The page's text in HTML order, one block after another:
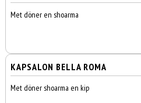
Met döner en shoarma
KAPSALON BELLA ROMA
Met döner shoarma en kip